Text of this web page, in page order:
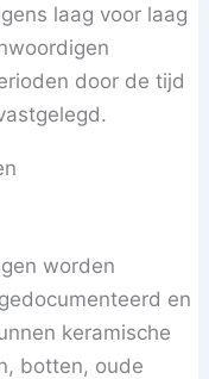
laag voor laag
door de tijd
worden
en
keramische
botten, oude